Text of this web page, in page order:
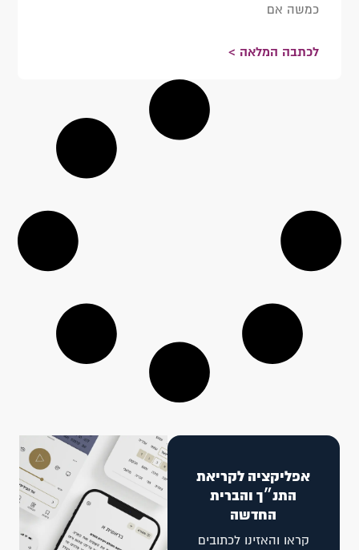
כמשה אם
לכתבה המלאה >
אפליקציה לקריאת
התנ״ך והברית
החדשה
קראו והאזינו לכתובים